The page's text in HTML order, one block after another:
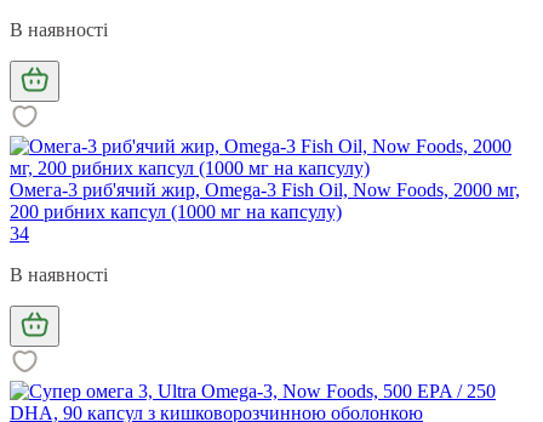
В наявності
Омега-3 риб'ячий жир, Omega-3 Fish Oil, Now Foods, 2000 мг,
200 рибних капсул (1000 мг на капсулу)
34
В наявності